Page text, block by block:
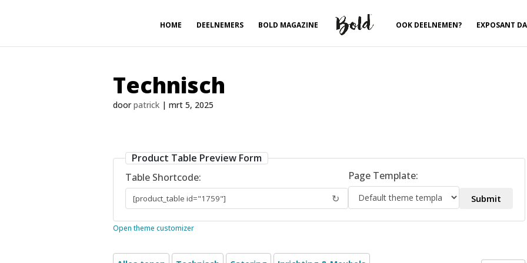
HOME DEELNEMERS BOLD MAGAZINE OOK DEELNEMEN? EXPOSANT
Technisch
doorpatrick | mrt 5, 2025
Product Table Preview Form
Table Shortcode:
↻
Page Template:
Open theme customizer